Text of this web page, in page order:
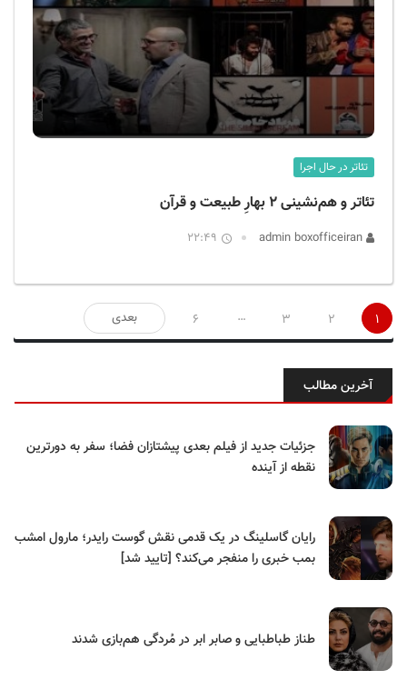
تئاتر در حال اجرا
تئاتر و هم‌نشینی ۲ بهارِ طبیعت و قرآن
22:49
صفحه‌بندی
نوشته‌ها
1
2
3
…
6 بعدی
آخرین مطالب
جزئیات جدید از فیلم بعدی پیشتازان فضا؛ سفر به دورترین
نقطه از آینده
رایان گاسلینگ در یک قدمی نقش گوست رایدر؛ مارول امشب
بمب خبری را منفجر می‌کند؟ [تایید شد]
طناز طباطبایی و صابر ابر در مُردگی هم‌بازی شدند